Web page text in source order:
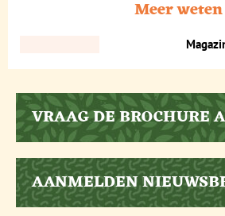
Meer weten
VRAAG DE BROCHURE
AANMELDEN